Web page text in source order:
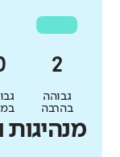
גבוהה
בהרבה